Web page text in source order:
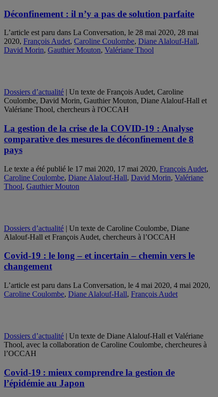
Déconfinement : il n’y a pas de solution parfaite
L’article est paru dans La Conversation, le 28 mai 2020, 28 mai
2020, François Audet, Caroline Coulombe, Diane Alalouf-Hall,
David Morin, Gauthier Mouton, Valériane Thool
Dossiers d’actualité | Un texte de François Audet, Caroline
Coulombe, David Morin, Gauthier Mouton, Diane Alalouf-Hall et
Valériane Thool, chercheurs à l'OCCAH
La gestion de la crise de la COVID-19 : Analyse
comparative des mesures de déconfinement de 8
pays
Le texte a été publié le 17 mai 2020, 17 mai 2020, François Audet,
Caroline Coulombe, Diane Alalouf-Hall, David Morin, Valériane
Thool, Gauthier Mouton
Dossiers d’actualité | Un texte de Caroline Coulombe, Diane
Alalouf-Hall et François Audet, chercheurs à l’OCCAH
Covid-19 : le long – et incertain – chemin vers le
changement
L’article est paru dans La Conversation, le 4 mai 2020, 4 mai 2020,
Caroline Coulombe, Diane Alalouf-Hall, François Audet
Dossiers d’actualité | Un texte de Diane Alalouf-Hall et Valériane
Thool, avec la collaboration de Caroline Coulombe, chercheures à
l’OCCAH
Covid-19 : mieux comprendre la gestion de
l’épidémie au Japon